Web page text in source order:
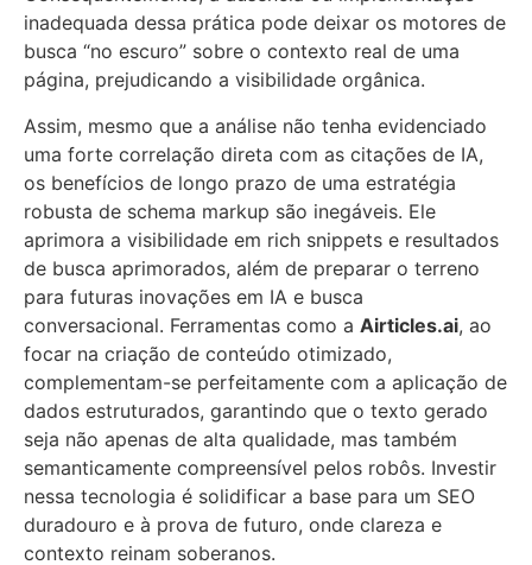
inadequada dessa prática pode deixar os motores de
busca “no escuro” sobre o contexto real de uma
página, prejudicando a visibilidade orgânica.
Assim, mesmo que a análise não tenha evidenciado
uma forte correlação direta com as citações de IA,
os benefícios de longo prazo de uma estratégia
robusta de schema markup são inegáveis. Ele
aprimora a visibilidade em rich snippets e resultados
de busca aprimorados, além de preparar o terreno
para futuras inovações em IA e busca
conversacional. Ferramentas como a Airticles.ai, ao
focar na criação de conteúdo otimizado,
complementam-se perfeitamente com a aplicação de
dados estruturados, garantindo que o texto gerado
seja não apenas de alta qualidade, mas também
semanticamente compreensível pelos robôs. Investir
nessa tecnologia é solidificar a base para um SEO
duradouro e à prova de futuro, onde clareza e
contexto reinam soberanos.